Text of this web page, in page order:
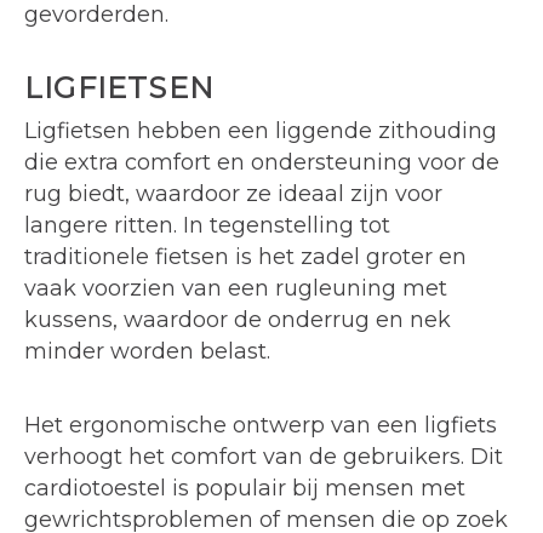
gevorderden.
LIGFIETSEN
Ligfietsen hebben een liggende zithouding
die extra comfort en ondersteuning voor de
rug biedt, waardoor ze ideaal zijn voor
langere ritten. In tegenstelling tot
traditionele fietsen is het zadel groter en
vaak voorzien van een rugleuning met
kussens, waardoor de onderrug en nek
minder worden belast.
Het ergonomische ontwerp van een ligfiets
verhoogt het comfort van de gebruikers. Dit
cardiotoestel is populair bij mensen met
gewrichtsproblemen of mensen die op zoek